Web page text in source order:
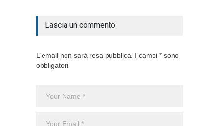
Lascia un commento
L'email non sarà resa pubblica. I campi * sono
obbligatori